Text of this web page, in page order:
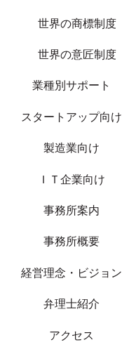
世界の商標制度
世界の意匠制度
業種別サポート
スタートアップ向け
製造業向け
ＩＴ企業向け
事務所案内
事務所概要
経営理念・ビジョン
弁理士紹介
アクセス